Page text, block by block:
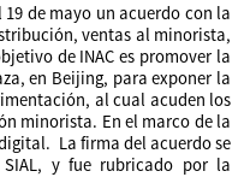
de mayo un acuerdo con la
ventas al minorista,
de INAC es promover la
en Beijing, para exponer la
al cual acuden los
minorista. En el marco de la
La firma del acuerdo se
y fue rubricado por la